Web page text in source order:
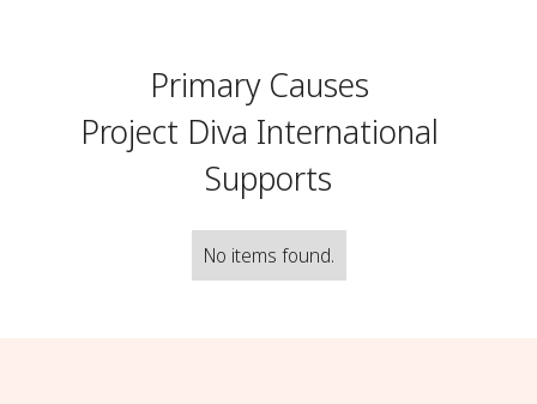
Primary Causes
Project Diva International
Supports
No items found.